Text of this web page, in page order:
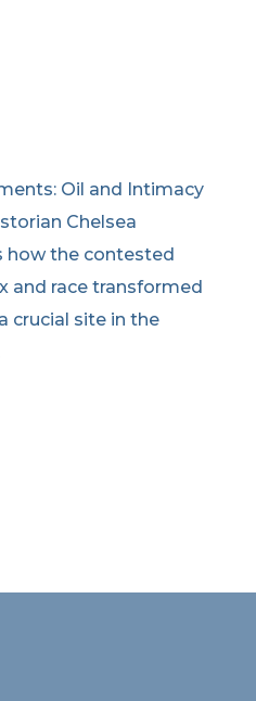
Oil and Intimacy
Chelsea
how the contested
and race transformed
crucial site in the